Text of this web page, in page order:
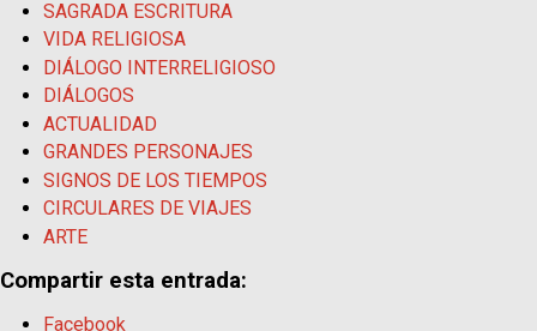
SAGRADA ESCRITURA
VIDA RELIGIOSA
DIÁLOGO INTERRELIGIOSO
DIÁLOGOS
ACTUALIDAD
GRANDES PERSONAJES
SIGNOS DE LOS TIEMPOS
CIRCULARES DE VIAJES
ARTE
Compartir esta entrada:
Facebook